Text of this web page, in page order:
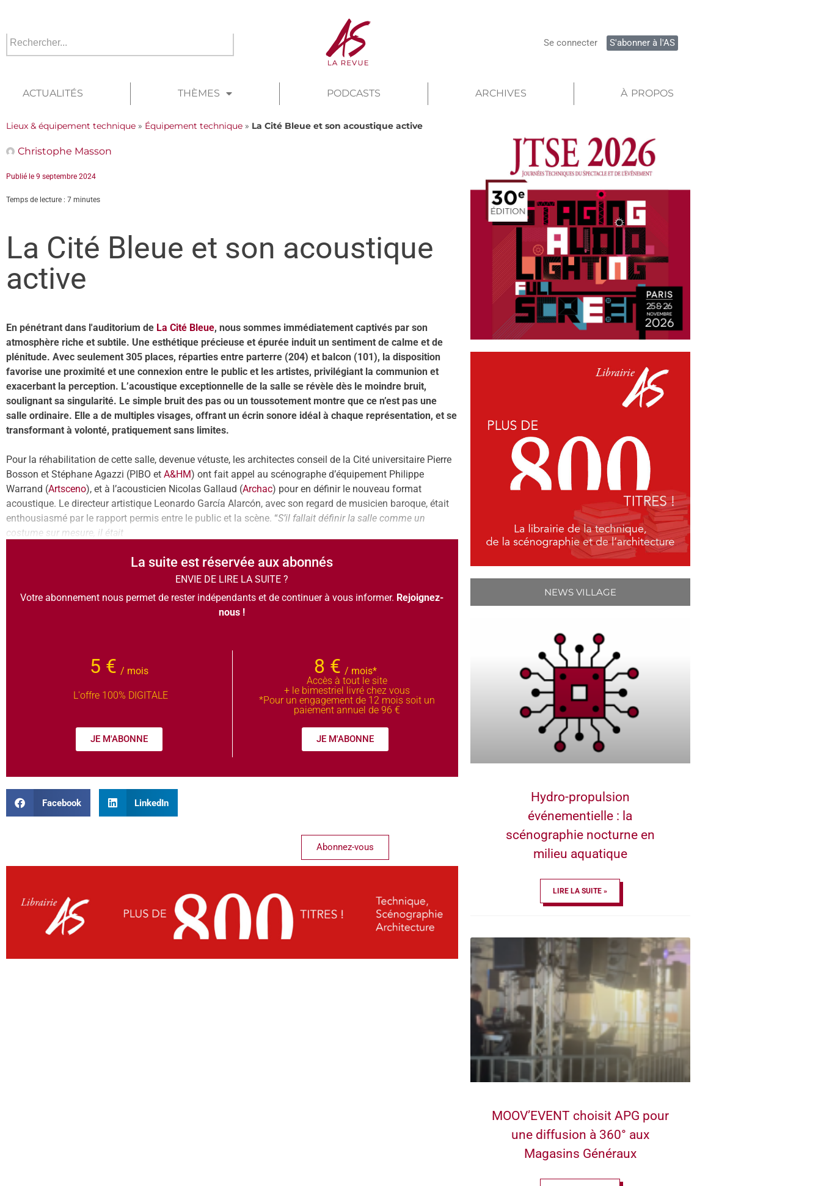
Se connecter S'abonner à l'AS
ACTUALITÉS THÈMES PODCASTS ARCHIVES À PROPOS
Lieux & équipement technique » Équipement technique » La Cité Bleue et son acoustique active
Christophe Masson
Publié le 9 septembre 2024
Temps de lecture : 7 minutes
La Cité Bleue et son acoustique
active
En pénétrant dans l'auditorium de La Cité Bleue, nous sommes immédiatement captivés par son
atmosphère riche et subtile. Une esthétique précieuse et épurée induit un sentiment de calme et de
plénitude. Avec seulement 305 places, réparties entre parterre (204) et balcon (101), la disposition
favorise une proximité et une connexion entre le public et les artistes, privilégiant la communion et
exacerbant la perception. L’acoustique exceptionnelle de la salle se révèle dès le moindre bruit,
soulignant sa singularité. Le simple bruit des pas ou un toussotement montre que ce n’est pas une
salle ordinaire. Elle a de multiples visages, offrant un écrin sonore idéal à chaque représentation, et se
transformant à volonté, pratiquement sans limites.
Pour la réhabilitation de cette salle, devenue vétuste, les architectes conseil de la Cité universitaire Pierre
Bosson et Stéphane Agazzi (PIBO et A&HM) ont fait appel au scénographe d’équipement Philippe
Warrand (Artsceno), et à l’acousticien Nicolas Gallaud (Archac) pour en définir le nouveau format
acoustique. Le directeur artistique Leonardo García Alarcón, avec son regard de musicien baroque, était
enthousiasmé par le rapport permis entre le public et la scène. “S’il fallait définir la salle comme un
costume sur mesure, il était
La suite est réservée aux abonnés
ENVIE DE LIRE LA SUITE ?
Votre abonnement nous permet de rester indépendants et de continuer à vous informer. Rejoignez-
nous !
5 € / mois
L'offre 100% DIGITALE
JE M'ABONNE
8 € / mois*
Accès à tout le site
+ le bimestriel livré chez vous
*Pour un engagement de 12 mois soit un
paiement annuel de 96 €
JE M'ABONNE
Facebook LinkedIn
Abonnez-vous
NEWS VILLAGE
Hydro-propulsion
événementielle : la
scénographie nocturne en
milieu aquatique
LIRE LA SUITE »
MOOV’EVENT choisit APG pour
une diffusion à 360° aux
Magasins Généraux